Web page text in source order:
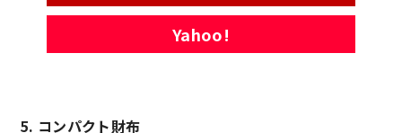
Yahoo!
5. コンパクト財布